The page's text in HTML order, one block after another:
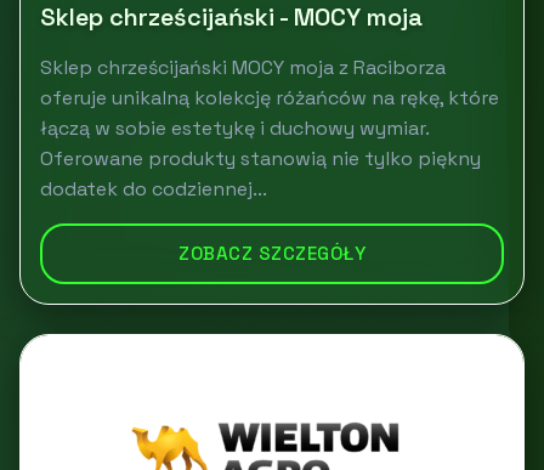
Sklep chrześcijański - MOCY moja
Sklep chrześcijański MOCY moja z Raciborza
oferuje unikalną kolekcję różańców na rękę, które
łączą w sobie estetykę i duchowy wymiar.
Oferowane produkty stanowią nie tylko piękny
dodatek do codziennej...
ZOBACZ SZCZEGÓŁY